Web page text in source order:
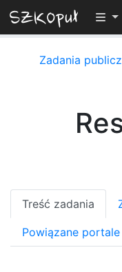
Zadania
Treść zadania
Powiązane portale